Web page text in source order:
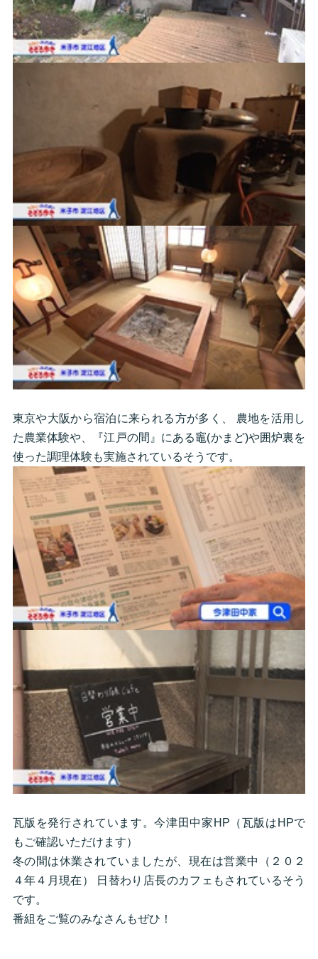
東京や大阪から宿泊に来られる方が多く、 農地を活用し
た農業体験や、『江戸の間』にある竈(かまど)や囲炉裏を
使った調理体験も実施されているそうです。
瓦版を発行されています。今津田中家HP（瓦版はHPで
もご確認いただけます）
冬の間は休業されていましたが、現在は営業中（２０２
４年４月現在） 日替わり店長のカフェもされているそう
です。
番組をご覧のみなさんもぜひ！